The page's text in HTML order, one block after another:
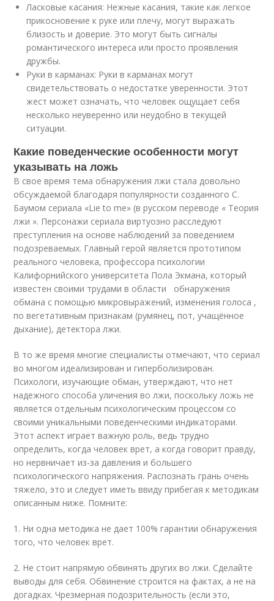
Ласковые касания: Нежные касания, такие как легкое
прикосновение к руке или плечу, могут выражать
близость и доверие. Это могут быть сигналы
романтического интереса или просто проявления
дружбы.
Руки в карманах: Руки в карманах могут
свидетельствовать о недостатке уверенности. Этот
жест может означать, что человек ощущает себя
несколько неуверенно или неудобно в текущей
ситуации.
Какие поведенческие особенности могут
указывать на ложь
В свое время тема обнаружения лжи стала довольно
обсуждаемой благодаря популярности созданного С.
Баумом сериала «Lie to me» (в русском переводе « Теория
лжи ». Персонажи сериала виртуозно расследуют
преступления на основе наблюдений за поведением
подозреваемых. Главный герой является прототипом
реального человека, профессора психологии
Калифорнийского университета Пола Экмана, который
известен своими трудами в области обнаружения
обмана с помощью микровыражений, изменения голоса ,
по вегетативным признакам (румянец, пот, учащённое
дыхание), детектора лжи.
В то же время многие специалисты отмечают, что сериал
во многом идеализирован и гиперболизирован.
Психологи, изучающие обман, утверждают, что нет
надежного способа уличения во лжи, поскольку ложь не
является отдельным психологическим процессом со
своими уникальными поведенческими индикаторами.
Этот аспект играет важную роль, ведь трудно
определить, когда человек врет, а когда говорит правду,
но нервничает из-за давления и большего
психологического напряжения. Распознать грань очень
тяжело, это и следует иметь ввиду прибегая к методикам
описанным ниже. Помните:
1. Ни одна методика не дает 100% гарантии обнаружения
того, что человек врет.
2. Не стоит напрямую обвинять других во лжи. Сделайте
выводы для себя. Обвинение строится на фактах, а не на
догадках. Чрезмерная подозрительность (если это,